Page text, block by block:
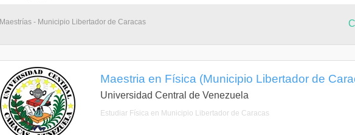
Maestrías - Municipio Libertador de Caracas
Maestria en Física (Municipio Libertador de
Universidad Central de Venezuela
Estudiar Física en Municipio Libertador de Caracas